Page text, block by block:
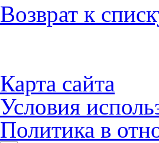
Возврат к
Карта сайта
Условия
Политика в